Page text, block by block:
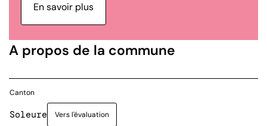
En savoir plus
A propos de la commune
Canton
Soleure Vers l'évaluation